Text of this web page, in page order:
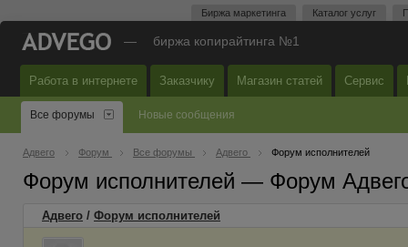
Биржа маркетинга Каталог услуг
— биржа копирайтинга №1
Работа в интернете Заказчику Магазин статей Сервис
Все форумы Новые сообщения
Адвего Форум Все форумы Адвего Форум исполнителей
Форум исполнителей — Форум
Адвего / Форум исполнителей